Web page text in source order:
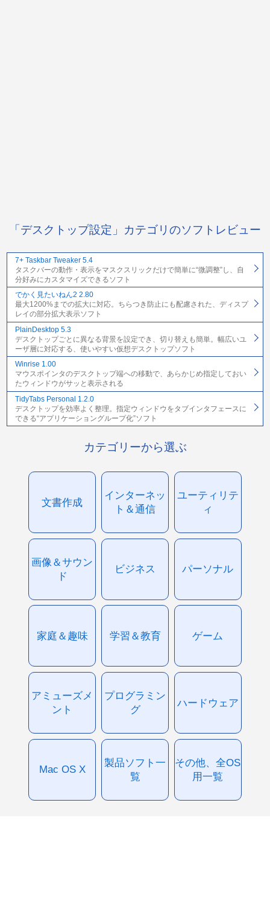
「デスクトップ設定」カテゴリのソフトレビュー
7+ Taskbar Tweaker 5.4
タスクバーの動作・表示をマスクスリックだけで簡単に“微調整”し、自
分好みにカスタマイズできるソフト
でかく見たいねん2 2.80
最大1200%までの拡大に対応。ちらつき防止にも配慮された、ディスプ
レイの部分拡大表示ソフト
PlainDesktop 5.3
デスクトップごとに異なる背景を設定でき、切り替えも簡単。幅広いユ
ーザ層に対応する、使いやすい仮想デスクトップソフト
Winrise 1.00
マウスポインタのデスクトップ端への移動で、あらかじめ指定しておい
たウィンドウがサッと表示される
TidyTabs Personal 1.2.0
デスクトップを効率よく整理。指定ウィンドウをタブインタフェースに
できる“アプリケーショングループ化”ソフト
カテゴリーから選ぶ
文書作成
インターネッ
ト＆通信
ユーティリテ
ィ
画像＆サウン
ド
ビジネス パーソナル
家庭＆趣味 学習＆教育 ゲーム
アミューズメ
ント
プログラミン
グ
ハードウェア
Mac OS X
製品ソフト一
覧
その他、全OS
用一覧